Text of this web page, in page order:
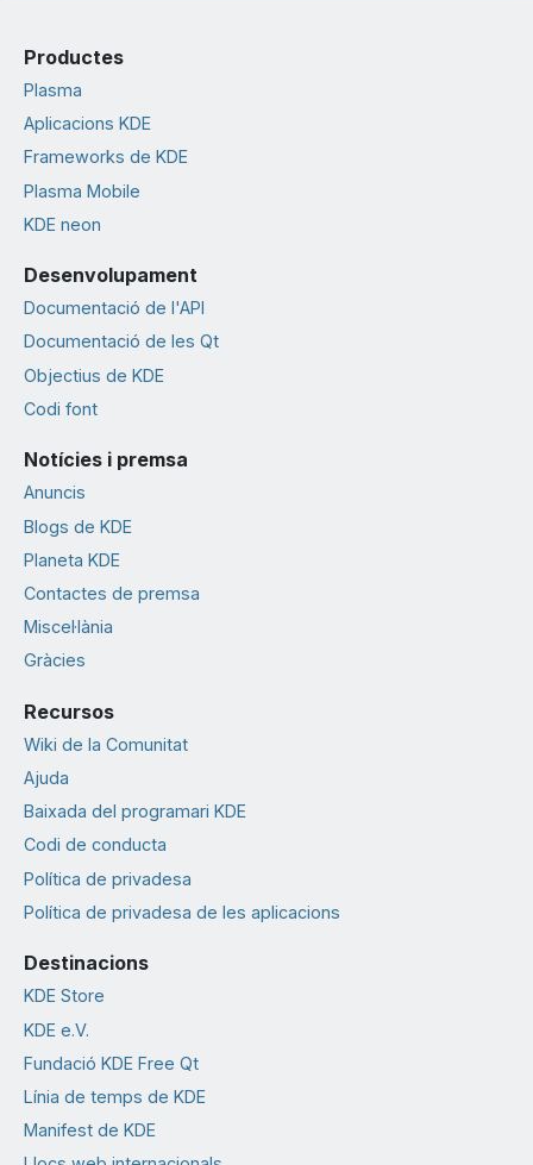
Productes
Plasma
Aplicacions KDE
Frameworks de KDE
Plasma Mobile
KDE neon
Desenvolupament
Documentació de l'API
Documentació de les Qt
Objectius de KDE
Codi font
Notícies i premsa
Anuncis
Blogs de KDE
Planeta KDE
Contactes de premsa
Miscel·lània
Gràcies
Recursos
Wiki de la Comunitat
Ajuda
Baixada del programari KDE
Codi de conducta
Política de privadesa
Política de privadesa de les aplicacions
Destinacions
KDE Store
KDE e.V.
Fundació KDE Free Qt
Línia de temps de KDE
Manifest de KDE